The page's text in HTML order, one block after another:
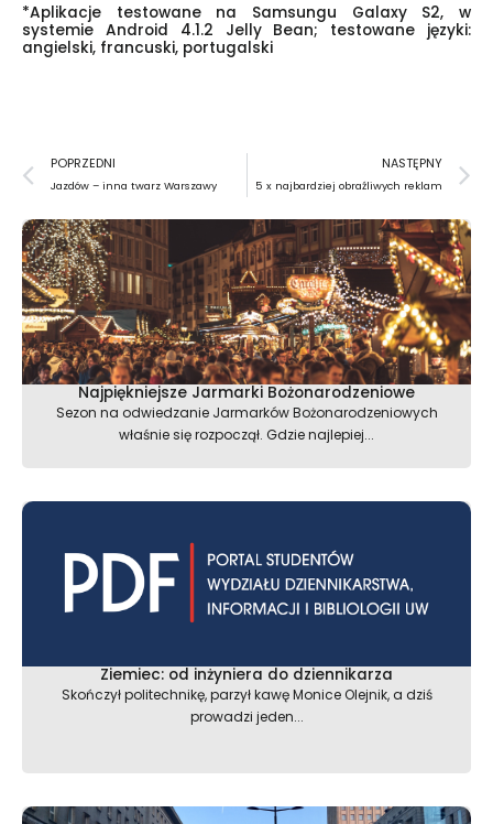
*Aplikacje testowane na Samsungu Galaxy S2, w
systemie Android 4.1.2 Jelly Bean; testowane języki:
angielski, francuski, portugalski
Prev
POPRZEDNI
Jazdów – inna twarz Warszawy
NASTĘPNY
5 x najbardziej obraźliwych reklam
Najpiękniejsze Jarmarki Bożonarodzeniowe
Sezon na odwiedzanie Jarmarków Bożonarodzeniowych
właśnie się rozpoczął. Gdzie najlepiej...
Ziemiec: od inżyniera do dziennikarza
Skończył politechnikę, parzył kawę Monice Olejnik, a dziś
prowadzi jeden...